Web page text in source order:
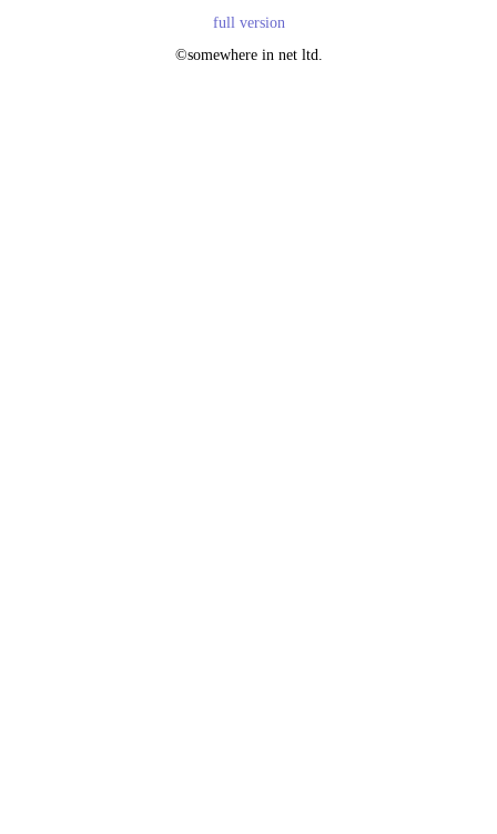
full version
©somewhere in net ltd.